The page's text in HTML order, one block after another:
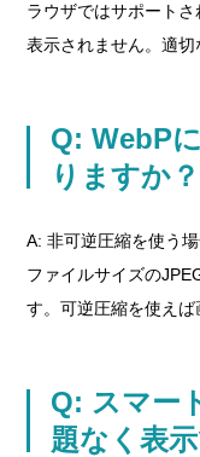
ラウザではサポート
表示されません。適切
Q: WebP
りますか？
A: 非可逆圧縮を使う
ファイルサイズの
す。可逆圧縮を使えば
Q: スマー
題なく表